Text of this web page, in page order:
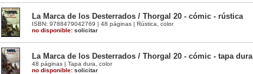
La Marca de los Desterrados / Thorgal 20 - cómic - rústica
ISBN: 9788479042769 | 48 páginas | Rústica, color
no disponible: solicitar
La Marca de los Desterrados / Thorgal 20 - cómic - tapa dura
48 páginas | Tapa dura, color
no disponible: solicitar